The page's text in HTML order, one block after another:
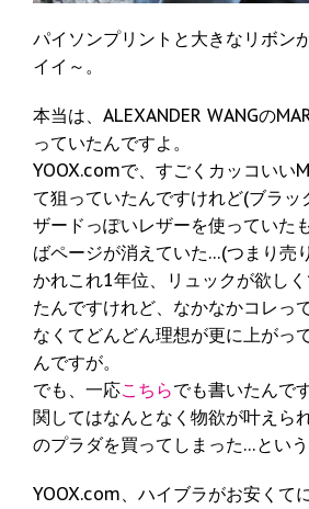
パイソンプリントと大きなリボン
イイ～。
本当は、ALEXANDER WANGの
っていたんですよ。
YOOX.comで、すごくカッコいい
て狙っていたんですけれど(ブラッ
ザードっぽいレザーを使っていた
ばページが消えていた…(つまり売
かれこれ1年位、リュックが欲し
たんですけれど、なかなかコレっ
なくてどんどん理想が更に上がっ
んですが。
でも、一応こちらでも書いたんで
関してはなんとなく物欲が叶えら
のプラダを買ってしまった…という
YOOX.com、ハイブラがお安くて